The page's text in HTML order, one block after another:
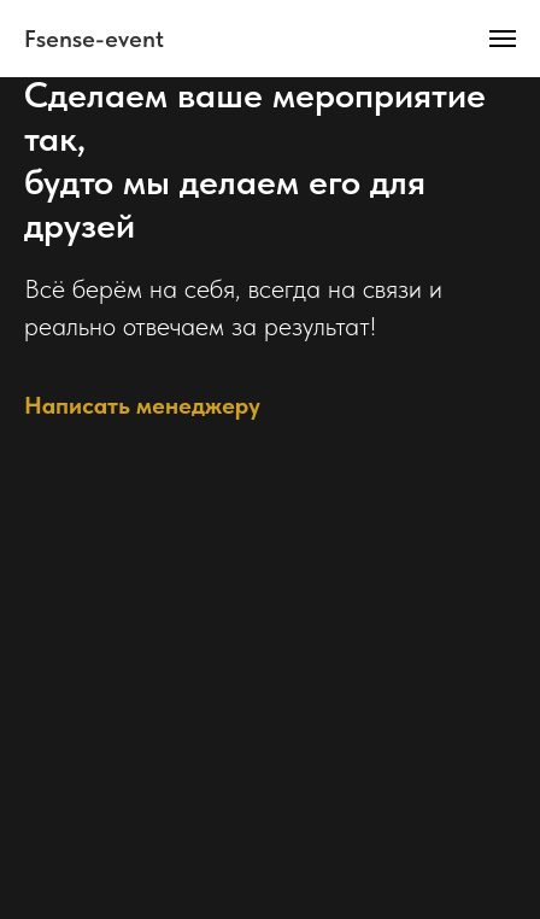
Fsense-event
Сделаем ваше мероприятие
так,
будто мы делаем его для
друзей
Всё берём на себя, всегда на связи и
реально отвечаем за результат!
Написать менеджеру